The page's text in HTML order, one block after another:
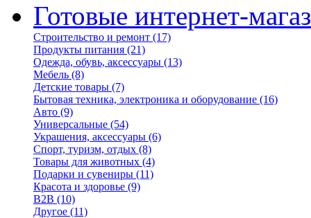
Готовые интернет-
Строительство и ремонт (17)
Продукты питания (21)
Одежда, обувь, аксессуары (13)
Мебель (8)
Детские товары (7)
Бытовая техника, электроника и оборудование (16)
Авто (9)
Универсальные (54)
Украшения, аксессуары (6)
Спорт, туризм, отдых (8)
Товары для животных (4)
Подарки и сувениры (11)
Красота и здоровье (9)
B2B (10)
Другое (11)